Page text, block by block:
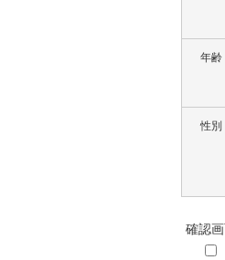
年齢
性別
確認